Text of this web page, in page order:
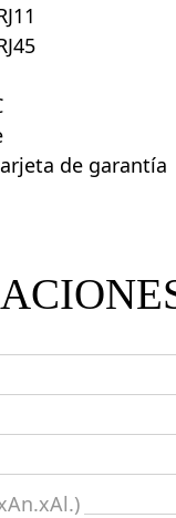
de garantía